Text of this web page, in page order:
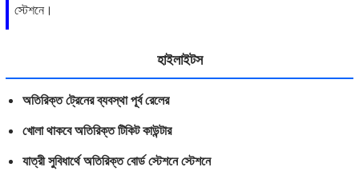
স্টেশনে।
হাইলাইটস
অতিরিক্ত ট্রেনের ব্যবস্থা পূর্ব রেলের
খোলা থাকবে অতিরিক্ত টিকিট কাউন্টার
যাত্রী সুবিধার্থে অতিরিক্ত বোর্ড স্টেশনে স্টেশনে